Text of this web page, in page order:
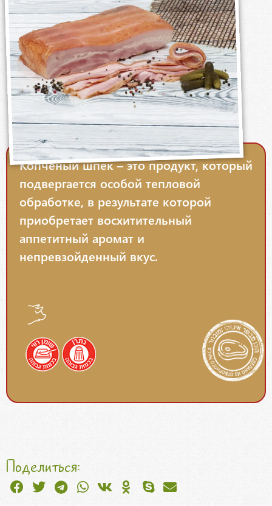
Копченый шпек – это продукт, который
подвергается особой тепловой
обработке, в результате которой
приобретает восхитительный
аппетитный аромат и
непревзойденный вкус.
Поделиться: